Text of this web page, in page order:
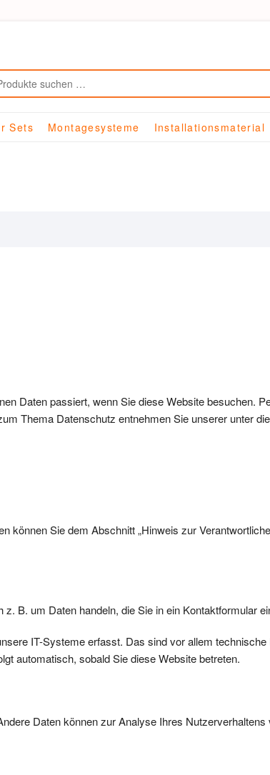
Sets Montagesysteme Installationsmaterial
Daten passiert, wenn Sie diese Website besuchen.
Thema Datenschutz entnehmen Sie unserer unter
können Sie dem Abschnitt „Hinweis zur
B. um Daten handeln, die Sie in ein Kontaktformular
IT-Systeme erfasst. Das sind vor allem technische
automatisch, sobald Sie diese Website betreten.
Daten können zur Analyse Ihres